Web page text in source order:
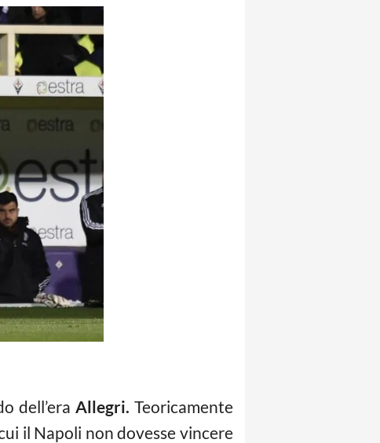
dell’eraAllegri. Teoricamente
il Napoli non dovesse vincere